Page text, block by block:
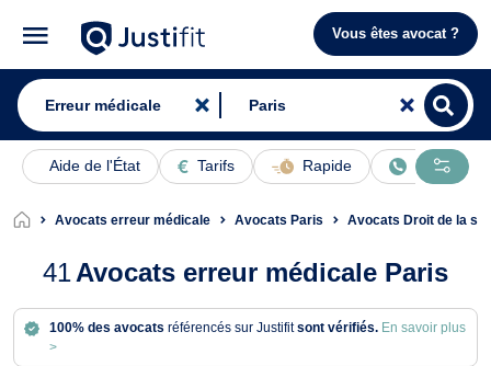
Vous êtes avocat ?
Aide de l'État Tarifs Rapide En ligne
Avocats erreur médicale Avocats Paris Avocats Droit de la
41Avocats erreur médicale Paris
100% des avocats référencés sur Justifitsont vérifiés. En savoir plus
>